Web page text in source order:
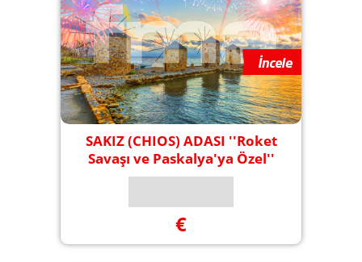
SAKIZ (CHIOS) ADASI ''Roket
Savaşı ve Paskalya'ya Özel''
€